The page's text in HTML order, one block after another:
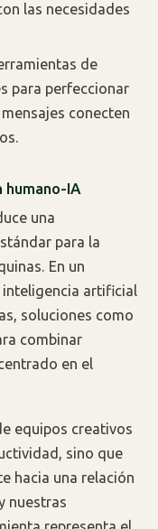
las necesidades
de
para perfeccionar
conecten
humano-IA
una
para la
En un
artificial
soluciones como
combinar
en el
equipos creativos
sino que
hacia una relación
nuestras